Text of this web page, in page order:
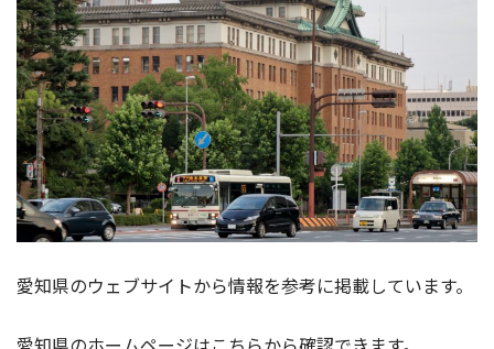
愛知県のウェブサイトから情報を参考に掲載しています。